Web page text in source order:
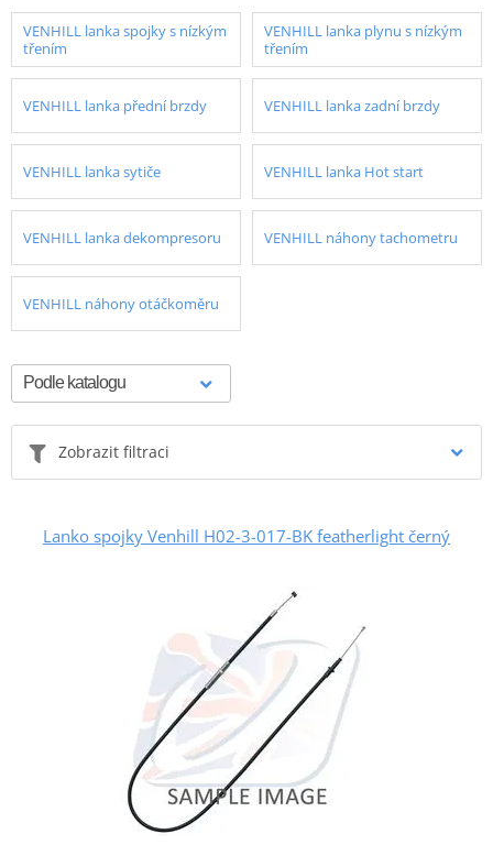
VENHILL lanka spojky s nízkým
třením
VENHILL lanka plynu s nízkým
třením
VENHILL lanka přední brzdy VENHILL lanka zadní brzdy
VENHILL lanka sytiče VENHILL lanka Hot start
VENHILL lanka dekompresoru VENHILL náhony tachometru
VENHILL náhony otáčkoměru
Zobrazit filtraci
Lanko spojky Venhill H02-3-017-BK featherlight černý